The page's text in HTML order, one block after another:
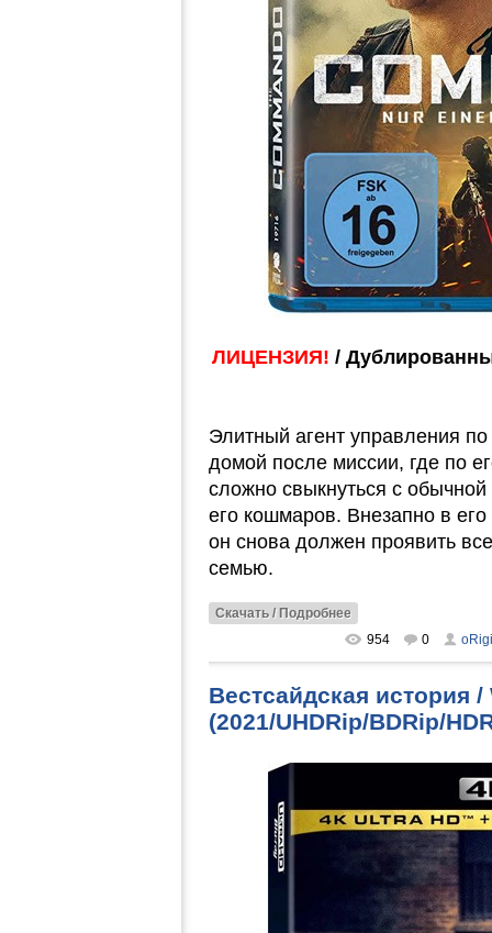
ЛИЦЕНЗИЯ! /
Элитный агент управления
домой после миссии, где по
сложно свыкнуться с
его кошмаров. Внезапно в
он снова должен проявить
семью.
Скачать / Подробнее
954
0 oRigi
Вестсайдская история
(2021/UHDRip/BDRip/